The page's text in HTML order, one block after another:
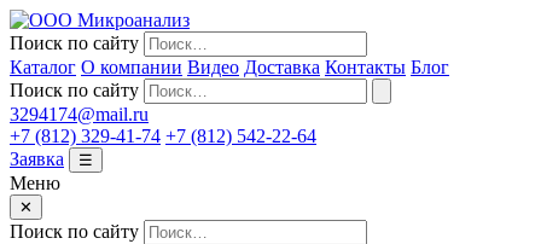
Поиск по сайту
Каталог О компании Видео Доставка Контакты Блог
Поиск по сайту
3294174@mail.ru
+7 (812) 329-41-74 +7 (812) 542-22-64
Заявка
☰
Меню
✕
Поиск по сайту